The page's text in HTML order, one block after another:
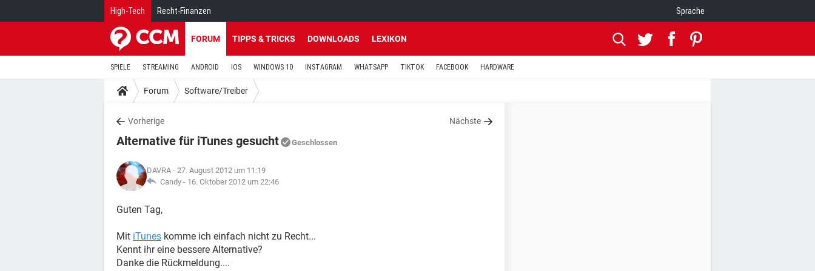
High-Tech Recht-Finanzen Sprache
FORUM TIPPS & TRICKS DOWNLOADS LEXIKON
SPIELE STREAMING ANDROID IOS WINDOWS 10 INSTAGRAM WHATSAPP TIKTOK FACEBOOK HARDWARE
Forum Software/Treiber
Vorherige Nächste
Alternative für iTunes gesucht Geschlossen
DAVRA - 27. August 2012 um 11:19
Candy - 16. Oktober 2012 um 22:46
Guten Tag,
Mit iTunes komme ich einfach nicht zu Recht...
Kennt ihr eine bessere Alternative?
Danke die Rückmeldung....